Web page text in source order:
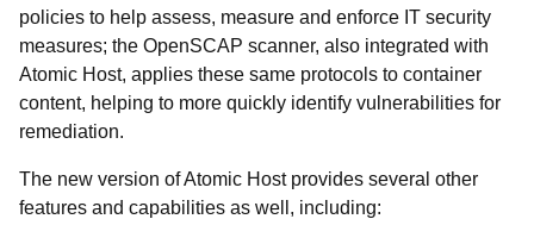
policies to help assess, measure and enforce IT security
measures; the OpenSCAP scanner, also integrated with
Atomic Host, applies these same protocols to container
content, helping to more quickly identify vulnerabilities for
remediation.
The new version of Atomic Host provides several other
features and capabilities as well, including: